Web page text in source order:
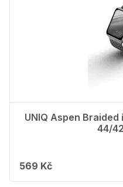
UNIQ Aspen
44/
569 Kč